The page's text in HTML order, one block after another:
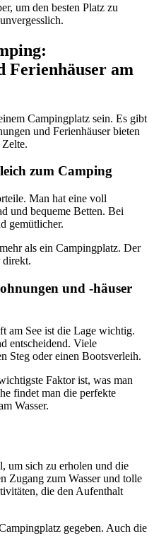
um den besten Platz zu
Ferienhäuser am
Campingplatz sein. Es gibt
und Ferienhäuser bieten
zum Camping
Man hat eine voll
und bequeme Betten. Bei
gemütlicher.
als ein Campingplatz. Der
direkt.
und -häuser
am See ist die Lage wichtig.
entscheidend. Viele
Steg oder einen Bootsverleih.
Faktor ist, was man
findet man die perfekte
Wasser.
um sich zu erholen und die
Zugang zum Wasser und tolle
die den Aufenthalt
gegeben. Auch die